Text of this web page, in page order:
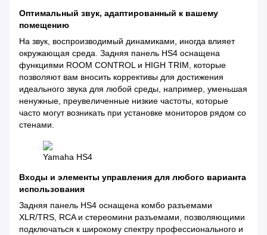
Оптимальный звук, адаптированный к вашему
помещению
На звук, воспроизводимый динамиками, иногда влияет
окружающая среда. Задняя панель HS4 оснащена
функциями ROOM CONTROL и HIGH TRIM, которые
позволяют вам вносить коррективы для достижения
идеального звука для любой среды, например, уменьшая
ненужные, преувеличенные низкие частоты, которые
часто могут возникать при установке мониторов рядом со
стенами.
Yamaha HS4
Входы и элементы управления для любого варианта
использования
Задняя панель HS4 оснащена комбо разъемами
XLR/TRS, RCA и стереомини разъемами, позволяющими
подключаться к широкому спектру профессионального и